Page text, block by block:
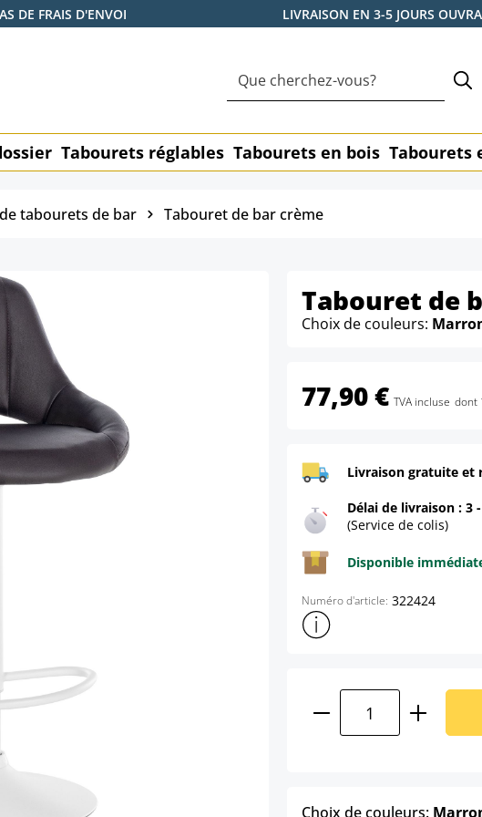
DE FRAIS D'ENVOI LIVRAISON EN 3-5 JOURS
Tabourets réglables Tabourets en bois Tabourets
tabourets de bar Tabouret de bar crème
Tabouret de
Choix de couleurs:
77,90 € TVA incluse dont
Livraison gratuite et
Délai de livraison : 3
(Service de colis)
Disponible
Numéro d'article: 322424
Afficher plus d'informations
Quantité de
Choix de couleurs: